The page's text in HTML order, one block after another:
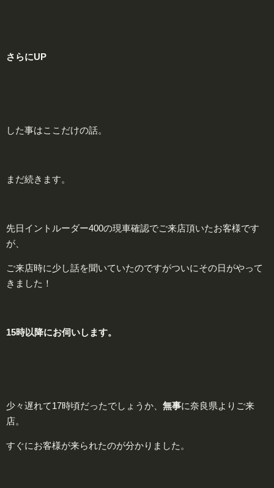
さらにUP
した事はここだけの話。
まだ続きます。
先日イントルーダー400の現車確認でご来店頂いたお客様です
が、
ご来店時に少し話を聞いていたのですがついにその日がやって
きました！
15時以降にお伺いします。
少々遅れて17時頃だったでしょうか、 無事に奈良県よりご来
店。
すぐにお客様が来られたのが分かりました。